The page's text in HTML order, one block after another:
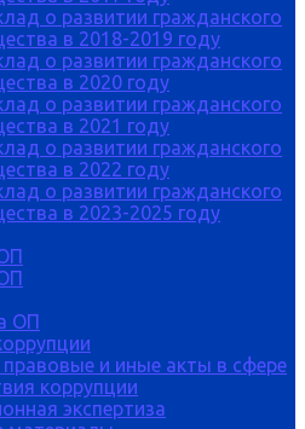
о развитии гражданского
в 2018-2019 году
о развитии гражданского
в 2020 году
о развитии гражданского
в 2021 году
о развитии гражданского
в 2022 году
о развитии гражданского
в 2023-2025 году
ОП
и иные акты в сфере
коррупции
экспертиза